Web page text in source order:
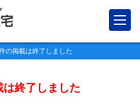
の掲載は終了しました
は終了しました